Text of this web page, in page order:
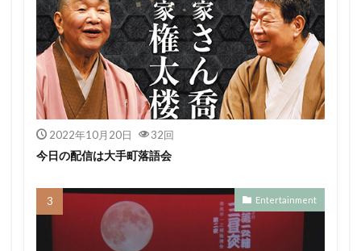
2022年10月20日 32回
今日の配信は大手町落語会
Entertainment